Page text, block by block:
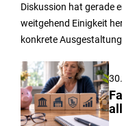
Diskussion hat gerade
weitgehend Einigkeit
konkrete